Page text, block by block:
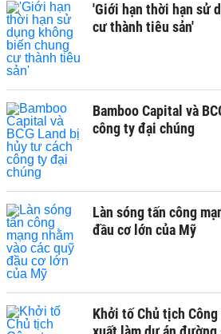
'Giới hạn thời hạn sử
cư thành tiêu sản'
Bamboo Capital và
công ty đại chúng
Làn sóng tấn công
đầu cơ lớn của Mỹ
Khởi tố Chủ tịch